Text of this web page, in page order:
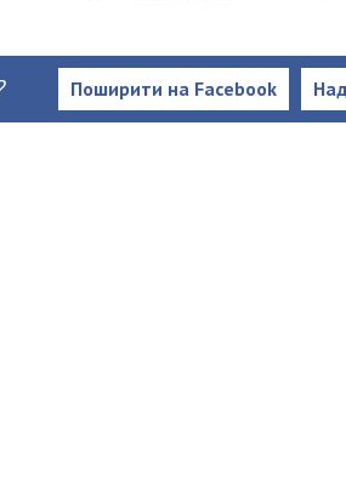
Поширити на Facebook